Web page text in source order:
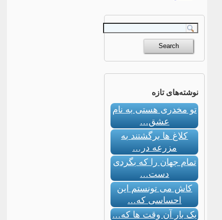
نوشته‌های تازه
تو مخدری هستی به نام
عشق…
کلاغ ها برگشتند به
مزرعه در…
تمام جهان را که بگردی
دست…
کاش می تونستم این
احساسی که…
یک بار آن وقت ها که…